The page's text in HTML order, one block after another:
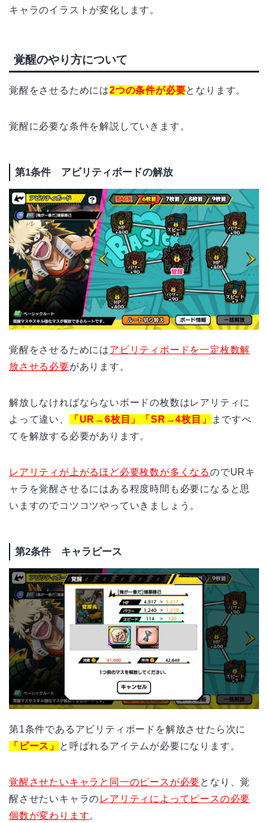
キャラのイラストが変化します。
覚醒のやり方について
覚醒をさせるためには2つの条件が必要となります。
覚醒に必要な条件を解説していきます。
第1条件 アビリティボードの解放
覚醒をさせるためにはアビリティボードを一定枚数解
放させる必要があります。
解放しなければならないボードの枚数はレアリティに
よって違い、
「UR→6枚目」「SR→4枚目」
まですべ
てを解放する必要があります。
レアリティが上がるほど必要枚数が多くなるのでURキ
ャラを覚醒させるにはある程度時間も必要になると思
いますのでコツコツやっていきましょう。
第2条件 キャラピース
第1条件であるアビリティボードを解放させたら次に
「ピース」
と呼ばれるアイテムが必要になります。
覚醒させたいキャラと同一のピースが必要となり、覚
醒させたいキャラのレアリティによってピースの必要
個数が変わります。